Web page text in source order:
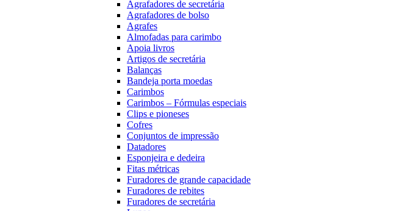
Agrafadores de secretária
Agrafadores de bolso
Agrafes
Almofadas para carimbo
Apoia livros
Artigos de secretária
Balanças
Bandeja porta moedas
Carimbos
Carimbos – Fórmulas especiais
Clips e pioneses
Cofres
Conjuntos de impressão
Datadores
Esponjeira e dedeira
Fitas métricas
Furadores de grande capacidade
Furadores de rebites
Furadores de secretária